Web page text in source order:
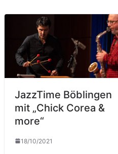
JazzTime Böblingen
mit „Chick Corea &
more“
18/10/2021